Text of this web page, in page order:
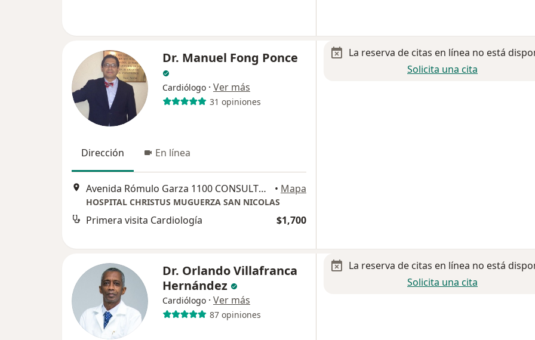
Dr. Manuel Fong Ponce
Cardiólogo · Ver más
31 opiniones
Dirección En línea
Avenida Rómulo Garza 1100 CONSULTORIO 7, San Nicolás de los Garza • Mapa
HOSPITAL CHRISTUS MUGUERZA SAN NICOLAS
Primera visita Cardiología $1,700
La reserva de citas en línea no está
Solicita una cita
Dr. Orlando Villafranca
Hernández
Cardiólogo · Ver más
87 opiniones
La reserva de citas en línea no está
Solicita una cita